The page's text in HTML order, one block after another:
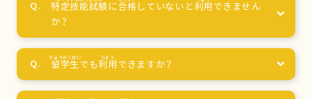
特定技能試験に合格 していないと利用 できません
か？
留学生でも利用 できますか？